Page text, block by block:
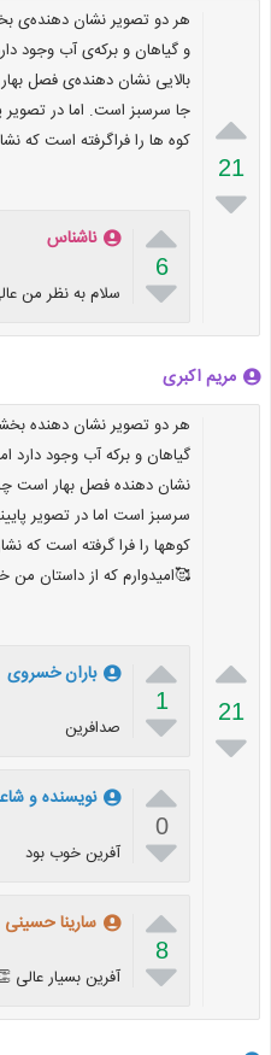

21

هر دو تصویر نشان دهنده‌ی
و گیاهان و برکه‌ی آب وجود
بالایی نشان دهنده‌ی فصل
جا سرسبز است. اما در تصویر
کوه ها را فراگرفته است که

6

ناشناس
سلام به نظر من
مریم اکبری

21

هر دو تصویر نشان دهنده
گیاهان و برکه آب وجود دارد
نشان دهنده فصل بهار است
سرسبز است اما در تصویر
کوهها را فرا گرفته است که
🥰امیدوارم که از داستان

1

باران خسروی
صدافرین

0

نویسنده و
آفرین خوب بود

8

سارینا حسینی
آفرین بسیار